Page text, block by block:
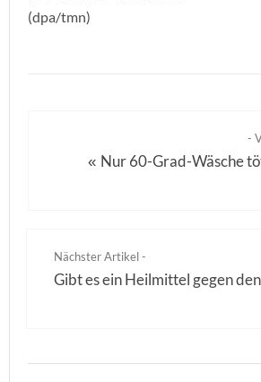
(dpa/tmn)
-
« Nur 60-Grad-Wäsche
Nächster Artikel -
Gibt es ein Heilmittel gegen